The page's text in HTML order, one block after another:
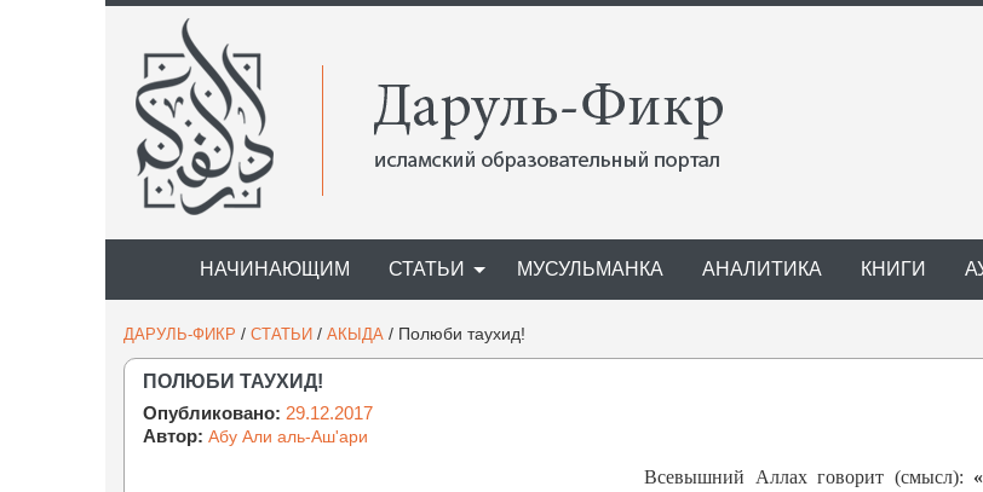
НАЧИНАЮЩИМ СТАТЬИ МУСУЛЬМАНКА АНАЛИТИКА КНИГИ
ДАРУЛЬ-ФИКР / СТАТЬИ / АКЫДА / Полюби таухид!
ПОЛЮБИ ТАУХИД!
Опубликовано: 29.12.2017
Автор: Абу Али аль-Аш'ари
Всевышний Аллах говорит (смысл):